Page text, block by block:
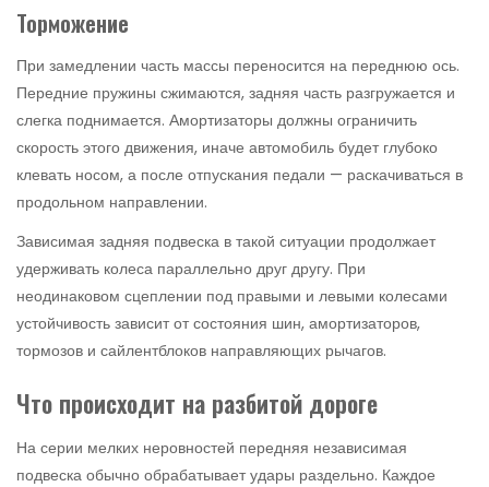
Торможение
При замедлении часть массы переносится на переднюю ось.
Передние пружины сжимаются, задняя часть разгружается и
слегка поднимается. Амортизаторы должны ограничить
скорость этого движения, иначе автомобиль будет глубоко
клевать носом, а после отпускания педали — раскачиваться в
продольном направлении.
Зависимая задняя подвеска в такой ситуации продолжает
удерживать колеса параллельно друг другу. При
неодинаковом сцеплении под правыми и левыми колесами
устойчивость зависит от состояния шин, амортизаторов,
тормозов и сайлентблоков направляющих рычагов.
Что происходит на разбитой дороге
На серии мелких неровностей передняя независимая
подвеска обычно обрабатывает удары раздельно. Каждое